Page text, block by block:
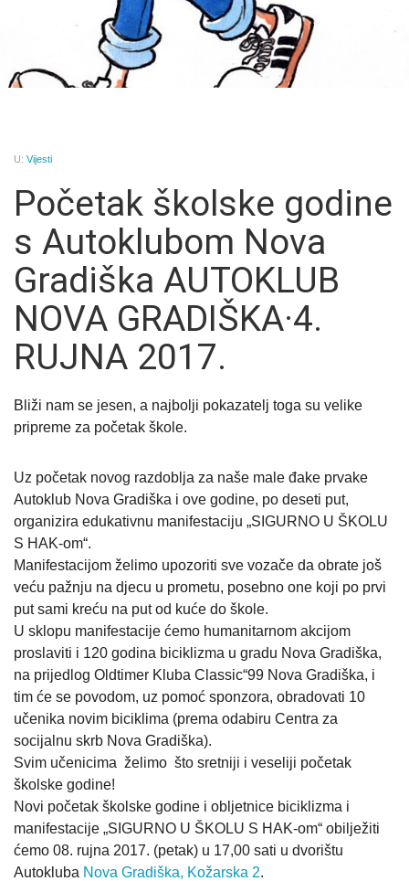
U: Vijesti
Početak školske godine
s Autoklubom Nova
Gradiška AUTOKLUB
NOVA GRADIŠKA·4.
RUJNA 2017.
Bliži nam se jesen, a najbolji pokazatelj toga su velike
pripreme za početak škole.
Uz početak novog razdoblja za naše male đake prvake
Autoklub Nova Gradiška i ove godine, po deseti put,
organizira edukativnu manifestaciju „SIGURNO U ŠKOLU
S HAK-om“.
Manifestacijom želimo upozoriti sve vozače da obrate još
veću pažnju na djecu u prometu, posebno one koji po prvi
put sami kreću na put od kuće do škole.
U sklopu manifestacije ćemo humanitarnom akcijom
proslaviti i 120 godina biciklizma u gradu Nova Gradiška,
na prijedlog Oldtimer Kluba Classic“99 Nova Gradiška, i
tim će se povodom, uz pomoć sponzora, obradovati 10
učenika novim biciklima (prema odabiru Centra za
socijalnu skrb Nova Gradiška).
Svim učenicima želimo što sretniji i veseliji početak
školske godine!
Novi početak školske godine i obljetnice biciklizma i
manifestacije „SIGURNO U ŠKOLU S HAK-om“ obilježiti
ćemo 08. rujna 2017. (petak) u 17,00 sati u dvorištu
Autokluba Nova Gradiška, Kožarska 2.